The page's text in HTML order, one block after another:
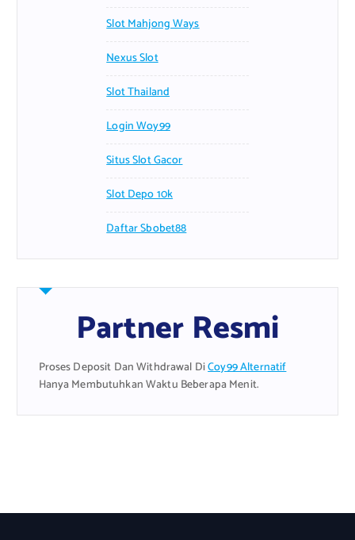
Slot Mahjong Ways
Nexus Slot
Slot Thailand
Login Woy99
Situs Slot Gacor
Slot Depo 10k
Daftar Sbobet88
Partner Resmi
Proses Deposit Dan Withdrawal DiCoy99 Alternatif
Hanya Membutuhkan Waktu Beberapa Menit.